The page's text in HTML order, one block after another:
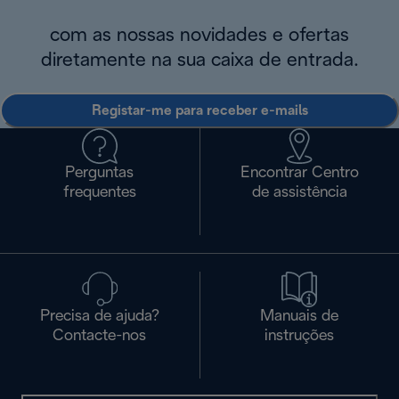
com as nossas novidades e ofertas
diretamente na sua caixa de entrada.
Registar-me para receber e-mails
Perguntas
frequentes
Encontrar Centro
de assistência
Precisa de ajuda?
Contacte-nos
Manuais de
instruções